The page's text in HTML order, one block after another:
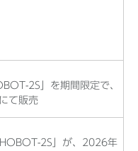
ト
2S」を期間限定で、
て販売
2S」が、2026年